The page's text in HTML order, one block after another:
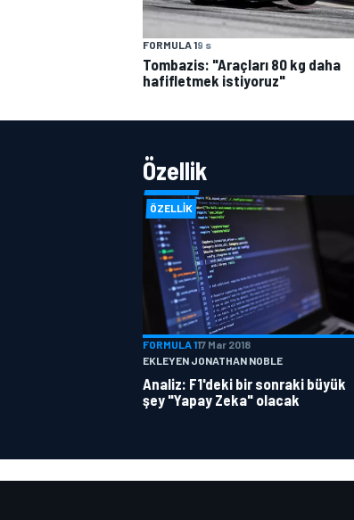
FORMULA 19 s
Tombazis: "Araçları 80 kg daha
hafifletmek istiyoruz"
Özellik
ÖZELLIK
FORMULA 117 Mar 2018
EKLEYEN JONATHAN NOBLE
Analiz: F1'deki bir sonraki büyük
şey "Yapay Zeka" olacak